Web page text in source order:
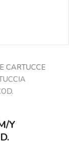
CARTUCCE
Y